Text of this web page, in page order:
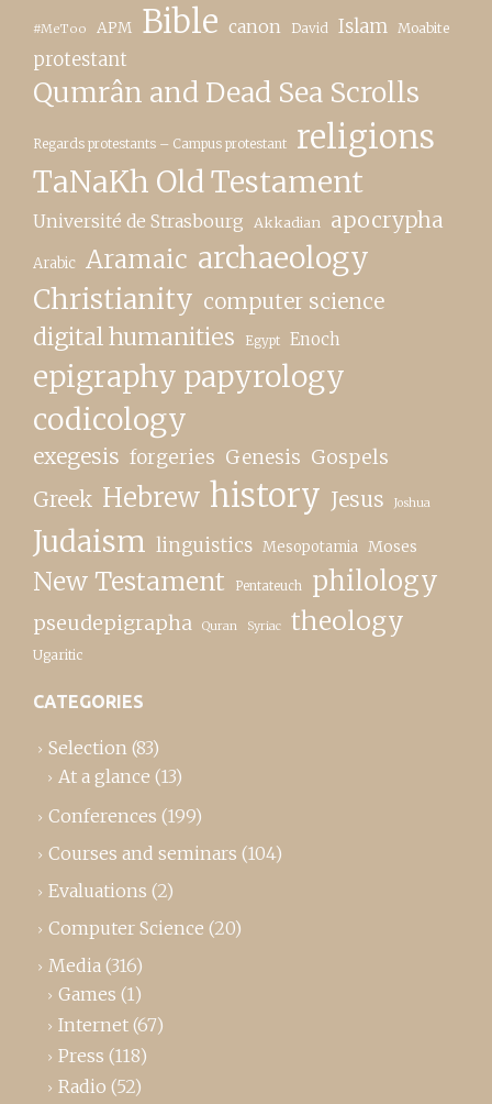
#MeToo APM Bible canon David Islam Moabite
protestant
Qumrân and Dead Sea Scrolls
Regards protestants – Campus protestant religions
TaNaKh Old Testament
Université de Strasbourg Akkadian apocrypha
Arabic Aramaic archaeology
Christianity computer science
digital humanities Egypt Enoch
epigraphy papyrology
codicology
exegesis forgeries Genesis Gospels
Greek Hebrew history Jesus Joshua
Judaism linguistics Mesopotamia Moses
New Testament Pentateuch philology
pseudepigrapha Quran Syriac theology
Ugaritic
CATEGORIES
Selection (83)
At a glance (13)
Conferences (199)
Courses and seminars (104)
Evaluations (2)
Computer Science (20)
Media (316)
Games (1)
Internet (67)
Press (118)
Radio (52)